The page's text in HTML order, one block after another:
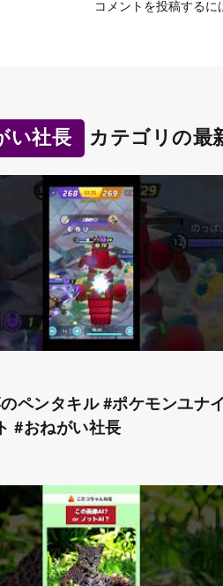
コメントを投稿するに
い社長 カテゴリの最
ペンタキル #ポケモンユナ
#おねがい社長